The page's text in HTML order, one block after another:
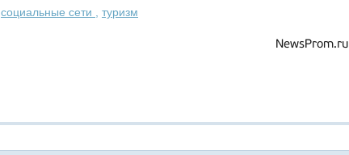
социальные сети туризм
NewsProm.ru